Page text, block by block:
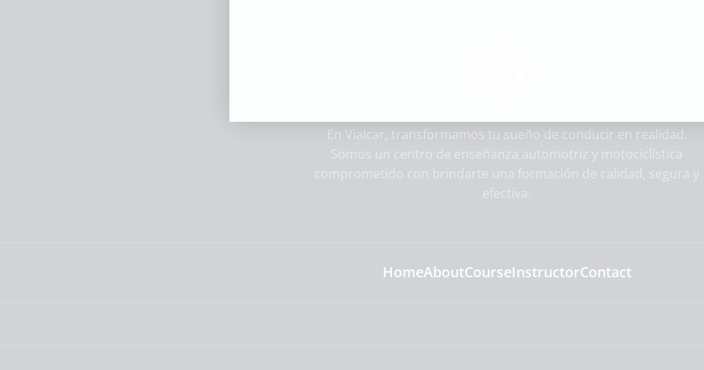
En Vialcar, transformamos tu sueño de conducir en realidad.
Somos un centro de enseñanza automotriz y motociclística
comprometido con brindarte una formación de calidad, segura y
efectiva.
HomeAboutCourseInstructorContact